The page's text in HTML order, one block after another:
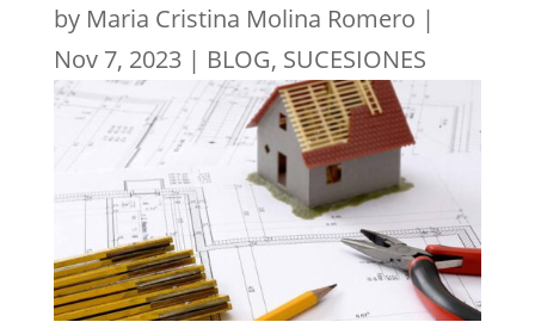
by Maria Cristina Molina Romero |
Nov 7, 2023| BLOG, SUCESIONES